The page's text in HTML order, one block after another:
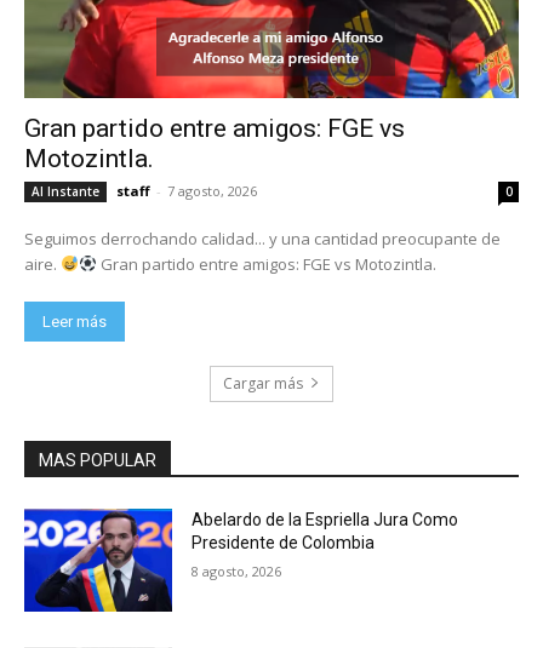
Gran partido entre amigos: FGE vs
Motozintla.
Al Instante staff - 7 agosto, 2026 0
Seguimos derrochando calidad... y una cantidad preocupante de
aire.
Gran partido entre amigos: FGE vs Motozintla.
Leer más
Cargar más
MAS POPULAR
Abelardo de la Espriella Jura Como
Presidente de Colombia
8 agosto, 2026